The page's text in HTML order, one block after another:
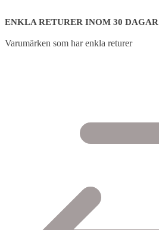
ENKLA RETURER INOM 30 DAGAR
Varumärken som har enkla returer